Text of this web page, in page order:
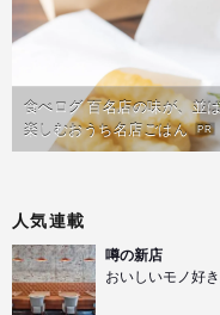
食べログ 百名店の味が、並
楽しむおうち名店ごはん PR
人気連載
噂の新店
おいしいモノ好